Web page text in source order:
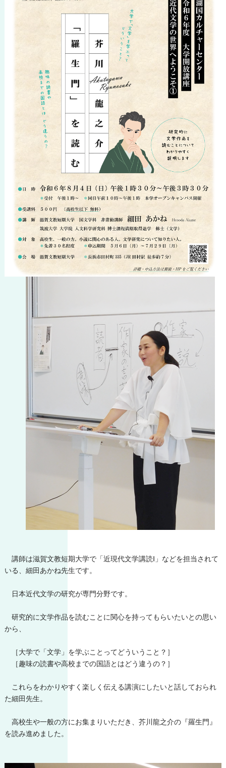
講師は滋賀文教短期大学で「近現代文学講読Ⅰ」などを担当されて
いる、細田あかね先生です。
日本近代文学の研究が専門分野です。
研究的に文学作品を読むことに関心を持ってもらいたいとの思い
から、
［大学で「文学」を学ぶことってどういうこと？］
［趣味の読書や高校までの国語とはどう違うの？］
これらをわかりやすく楽しく伝える講演にしたいと話しておられ
た細田先生。
高校生や一般の方にお集まりいただき、芥川龍之介の『羅生門』
を読み進めました。